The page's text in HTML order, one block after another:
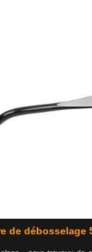
de débosselage